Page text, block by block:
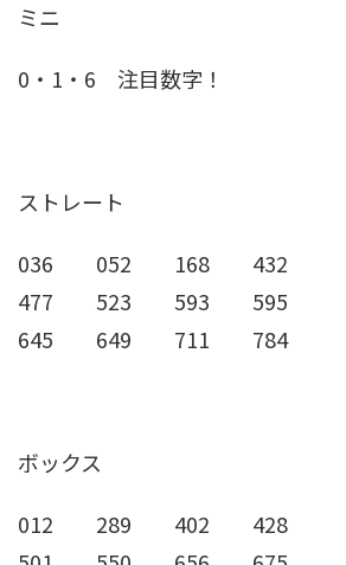
ミニ
0・1・6 注目数字！
ストレート
036 052 168 432
477 523 593 595
645 649 711 784
ボックス
012 289 402 428